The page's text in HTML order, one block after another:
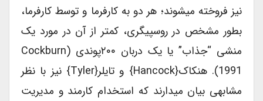
نیز فروخته میشوند؛ هر دو به کارفرما و توسط کارفرما،
بطور مشخص در روسپیگری، کمتر از آن در مورد یک
منشی “جذاب” یا یک دربان ۲۰۰پوندی (Cockburn
1991). هنکاک{Hancock} و تایلر{Tyler} نیز با نظر
مشابهی بیان میدارند که استخدام کارمند و مدیریت